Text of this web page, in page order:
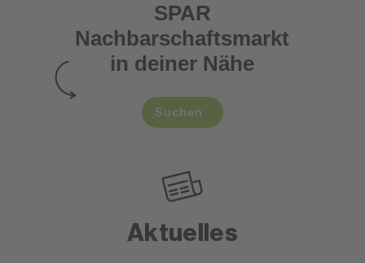
Aktuelles
SPAR
Nachbarschaftsmarkt
in deiner Nähe
Suchen